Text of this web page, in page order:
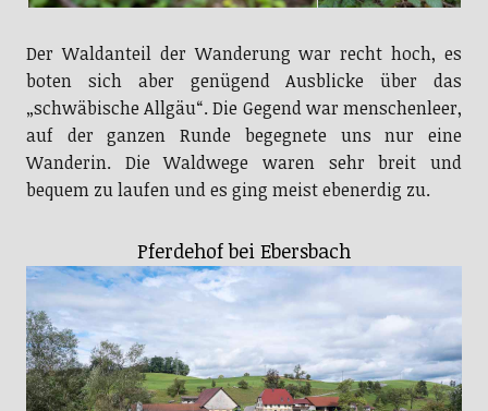
Der Waldanteil der Wanderung war recht hoch, es
boten sich aber genügend Ausblicke über das
„schwäbische Allgäu“. Die Gegend war menschenleer,
auf der ganzen Runde begegnete uns nur eine
Wanderin. Die Waldwege waren sehr breit und
bequem zu laufen und es ging meist ebenerdig zu.
Pferdehof bei Ebersbach